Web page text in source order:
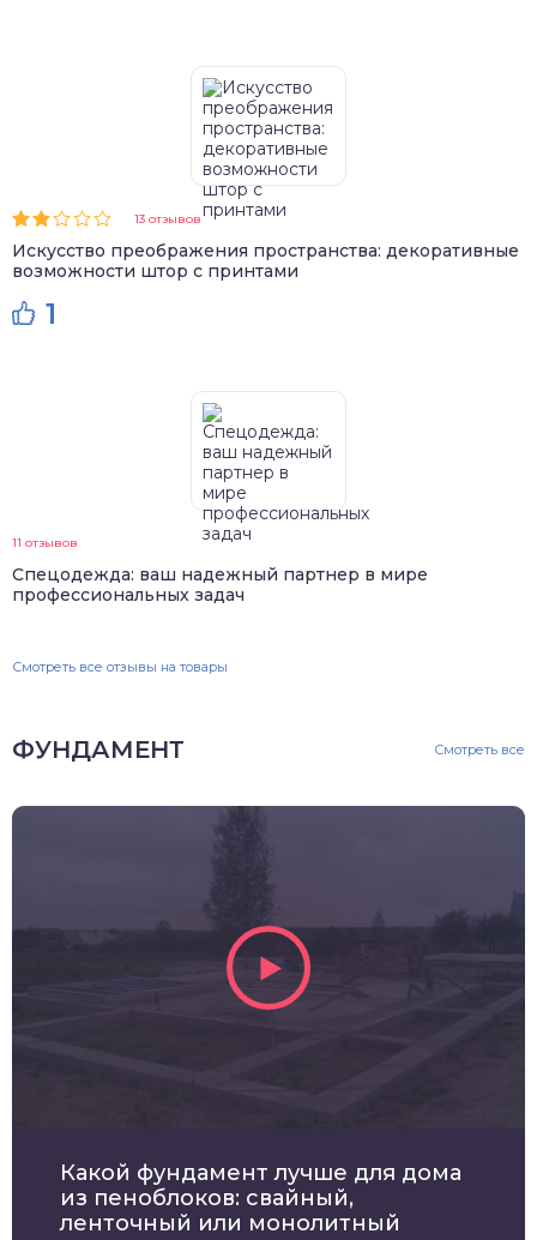
13 отзывов
Искусство преображения пространства: декоративные
возможности штор с принтами
1
11 отзывов
Спецодежда: ваш надежный партнер в мире
профессиональных задач
Смотреть все отзывы на товары
ФУНДАМЕНТ Смотреть все
Какой фундамент лучше для дома
из пеноблоков: свайный,
ленточный или монолитный